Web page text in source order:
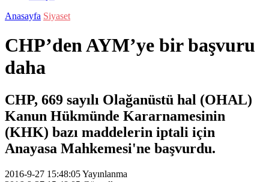
Anasayfa Siyaset
CHP’den AYM’ye bir başvuru
daha
CHP, 669 sayılı Olağanüstü hal (OHAL)
Kanun Hükmünde Kararnamesinin
(KHK) bazı maddelerin iptali için
Anayasa Mahkemesi'ne başvurdu.
2016-9-27 15:48:05Yayınlanma